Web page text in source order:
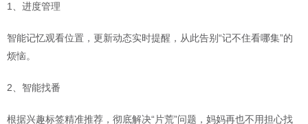
1、进度管理
智能记忆观看位置，更新动态实时提醒，从此告别“记不住看哪集”的
烦恼。
2、智能找番
根据兴趣标签精准推荐，彻底解决“片荒”问题，妈妈再也不用担心找